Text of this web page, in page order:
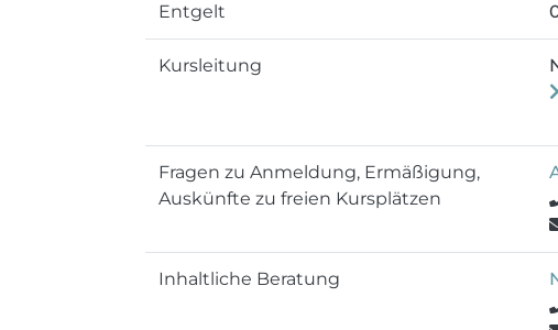
Entgelt
Kursleitung
Fragen zu Anmeldung, Ermäßigung,
Auskünfte zu freien Kursplätzen
Inhaltliche Beratung